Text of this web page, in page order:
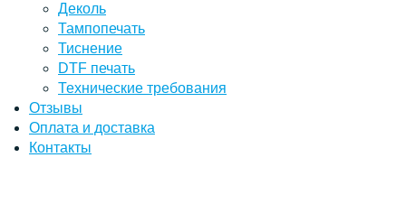
Деколь
Тампопечать
Тиснение
DTF печать
Технические требования
Отзывы
Оплата и доставка
Контакты